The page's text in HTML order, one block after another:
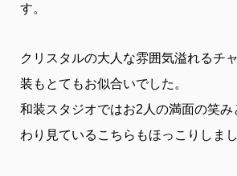
す。
クリスタルの大人な雰囲気溢れるチ
装もとてもお似合いでした。
和装スタジオではお2人の満面の笑
わり見ているこちらもほっこりしまし